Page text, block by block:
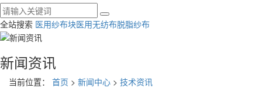
全站搜索 医用纱布块医用无纺布脱脂纱布
新闻资讯
当前位置： 首页 > 新闻中心 > 技术资讯